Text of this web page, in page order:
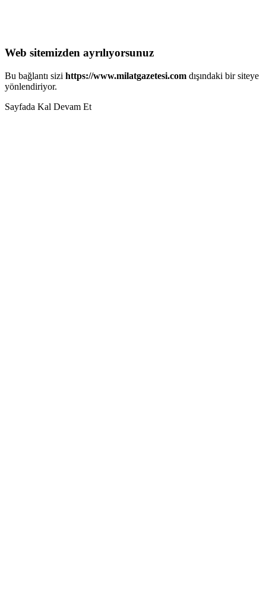
Web sitemizden ayrılıyorsunuz
Bu bağlantı sizi https://www.milatgazetesi.com dışındaki bir siteye
yönlendiriyor.
Sayfada Kal Devam Et